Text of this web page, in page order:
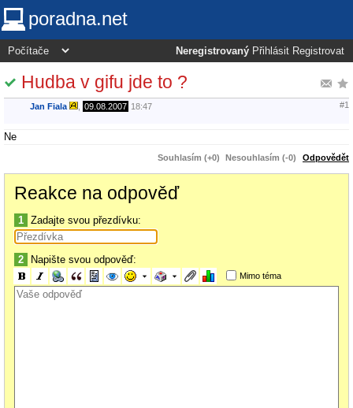
poradna.net
Neregistrovaný Přihlásit Registrovat
Hudba v gifu jde to ?
Jan Fiala 09.08.2007 18:47 #1
Ne
Souhlasím (+0) Nesouhlasím (-0) Odpovědět
Reakce na odpověď
1 Zadajte svou přezdívku:
2 Napište svou odpověď:
Mimo téma